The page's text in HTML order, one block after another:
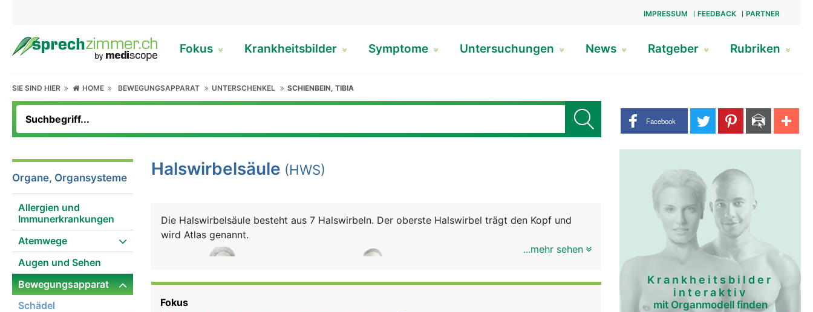
IMPRESSUM FEEDBACK PARTNER
Fokus Krankheitsbilder Symptome Untersuchungen News Ratgeber Rubriken
SIE SIND HIER HOME BEWEGUNGSAPPARAT UNTERSCHENKEL SCHIENBEIN, TIBIA
Share buttons
Facebook
Organe, Organsysteme
Allergien und
Immunerkrankungen
Atemwege
Augen und Sehen
Bewegungsapparat
Schädel
Halswirbelsäule (HWS)
Die Halswirbelsäule besteht aus 7 Halswirbeln. Der oberste Halswirbel trägt den Kopf und
wird Atlas genannt.
...mehr sehen
Fokus
Krankheitsbilder
interaktiv
mit Organmodell finden